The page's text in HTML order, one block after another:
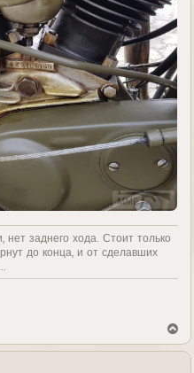
заднего хода. Стоит только
до конца, и от сделавших
р